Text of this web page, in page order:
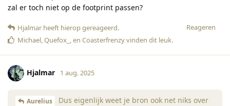
zal er toch niet op de footprint passen?
Reageren
Hjalmar heeft hierop gereageerd.
Michael,Quefox_ , en Coasterfrenzyvinden dit leuk.
Hjalmar 1 aug. 2025
Aurelius
Dus eigenlijk weet je bron ook net niks over